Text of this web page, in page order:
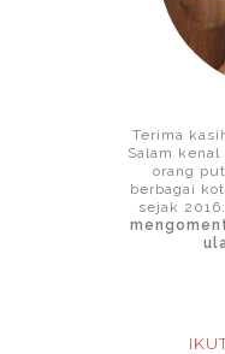
Terima
Salam
orang
berbagai
sejak